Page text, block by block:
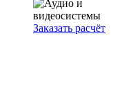
Заказать расчёт